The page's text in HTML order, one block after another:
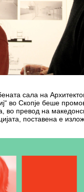
сала на
во Скопје беше
во превод на
поставена е